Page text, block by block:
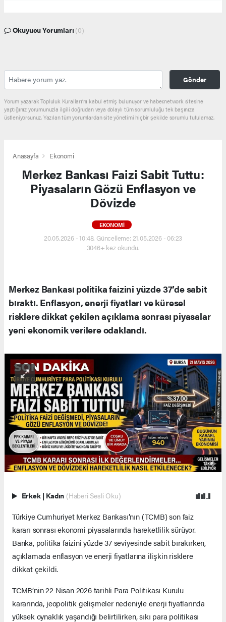
Okuyucu Yorumları (0)
Gönder
Yorum yazarak Topluluk Kuralları’nı kabul etmiş bulunuyor ve haber.network sitesine
yaptığınız yorumunuzla ilgili doğrudan veya dolaylı tüm sorumluluğu tek başınıza
üstleniyorsunuz. Yazılan tüm yorumlardan site yönetimi hiçbir şekilde sorumlu tutulamaz.
Anasayfa Ekonomi
Merkez Bankası Faizi Sabit Tuttu:
Piyasaların Gözü Enflasyon ve
Dövizde
EKONOMI
20.05.2026 - 10:48, Güncelleme: 21.05.2026 - 06:23
3046+ kez okundu.
Merkez Bankası politika faizini yüzde 37’de sabit
bıraktı. Enflasyon, enerji fiyatları ve küresel
risklere dikkat çekilen açıklama sonrası piyasalar
yeni ekonomik verilere odaklandı.
Erkek | Kadın (Haberi Sesli Oku)
Türkiye Cumhuriyet Merkez Bankası’nın (TCMB) son faiz
kararı sonrası ekonomi piyasalarında hareketlilik sürüyor.
Banka, politika faizini yüzde 37 seviyesinde sabit bırakırken,
açıklamada enflasyon ve enerji fiyatlarına ilişkin risklere
dikkat çekildi.
TCMB’nin 22 Nisan 2026 tarihli Para Politikası Kurulu
kararında, jeopolitik gelişmeler nedeniyle enerji fiyatlarında
yüksek oynaklık yaşandığı belirtilirken, sıkı para politikası